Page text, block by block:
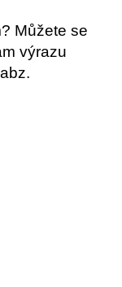
Můžete se
výrazu